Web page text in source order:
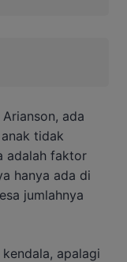
ada
tidak
adalah faktor
hanya ada di
jumlahnya
apalagi